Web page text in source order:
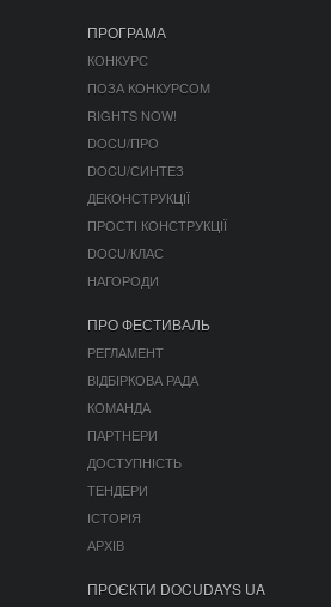
ПРОГРАМА
КОНКУРС
ПОЗА КОНКУРСОМ
RIGHTS NOW!
DOCU/ПРО
DOCU/СИНТЕЗ
ДЕКОНСТРУКЦІЇ
ПРОСТІ КОНСТРУКЦІЇ
DOCU/КЛАС
НАГОРОДИ
ПРО ФЕСТИВАЛЬ
РЕГЛАМЕНТ
ВІДБІРКОВА РАДА
КОМАНДА
ПАРТНЕРИ
ДОСТУПНІСТЬ
ТЕНДЕРИ
ІСТОРІЯ
АРХІВ
ПРОЄКТИ DOCUDAYS UA